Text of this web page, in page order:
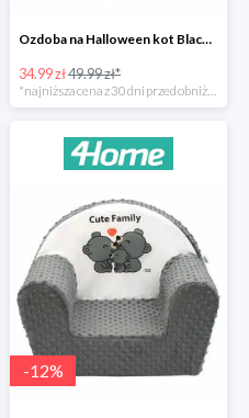
Ozdoba na Halloween kot Black -35%
34.99 zł49.99 zł*
-12%